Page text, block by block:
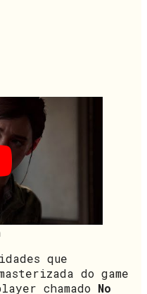
que
do game
chamado No